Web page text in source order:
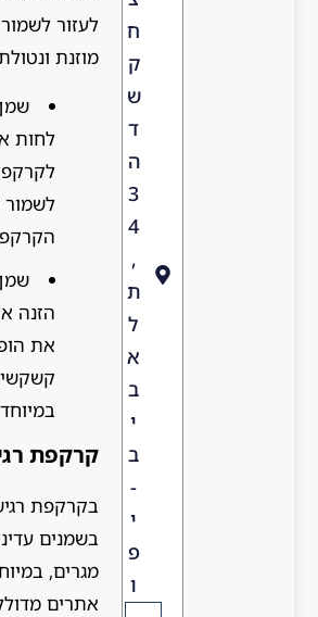
ח
ק
ש
ד
ה
3
4
,
ת
ל
א
ב
י
ב
-
י
פ
ו
לעזור
מוזנת
לחות
לשמור
הזנה
את
קרקפת
בקרקפת
בשמנים
מגרים,
אתרים